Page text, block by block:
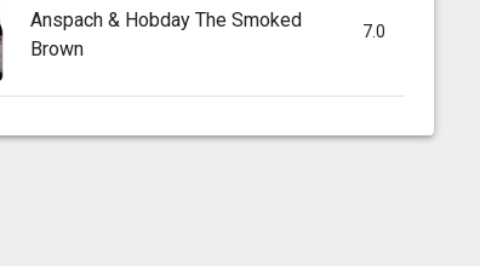
Anspach & Hobday The Smoked
Brown
7.0